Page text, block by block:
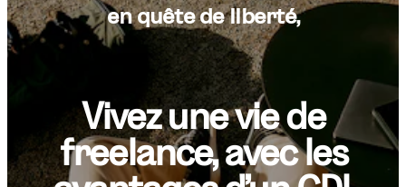
en quête de liberté,
Vivez une vie de
freelance, avec les